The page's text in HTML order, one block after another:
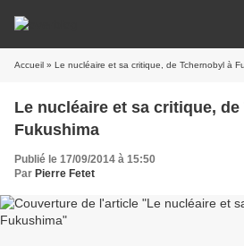
Accueil » Le nucléaire et sa critique, de Tchernobyl à
Le nucléaire et sa critique,
Fukushima
Publié le 17/09/2014 à 15:50
Par Pierre Fetet